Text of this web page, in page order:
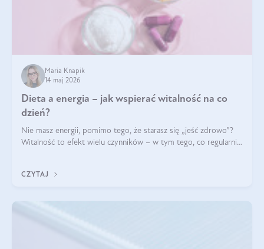
Maria Knapik
14 maj 2026
Dieta a energia – jak wspierać witalność na co
dzień?
Nie masz energii, pomimo tego, że starasz się „jeść zdrowo”?
Witalność to efekt wielu czynników – w tym tego, co regularnie
CZYTAJ